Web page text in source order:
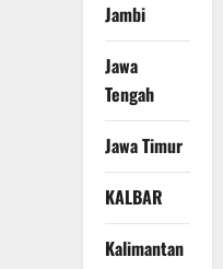
Jambi
Jawa
Tengah
Jawa Timur
KALBAR
Kalimantan